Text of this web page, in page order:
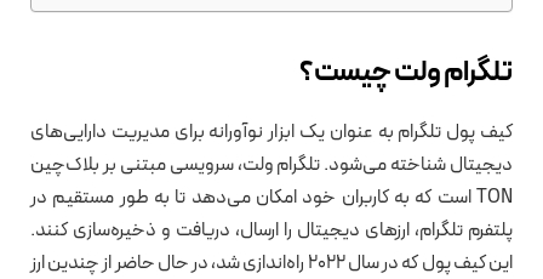
تلگرام ولت چیست؟
کیف پول تلگرام به عنوان یک ابزار نوآورانه برای مدیریت دارایی‌های
دیجیتال شناخته می‌شود. تلگرام ولت، سرویسی مبتنی بر بلاک‌چین
TON است که به کاربران خود امکان می‌دهد تا به طور مستقیم در
پلتفرم تلگرام، ارزهای دیجیتال را ارسال، دریافت و ذخیره‌سازی کنند.
این کیف پول که در سال ۲۰۲2 راه‌اندازی شد، در حال حاضر از چندین ارز